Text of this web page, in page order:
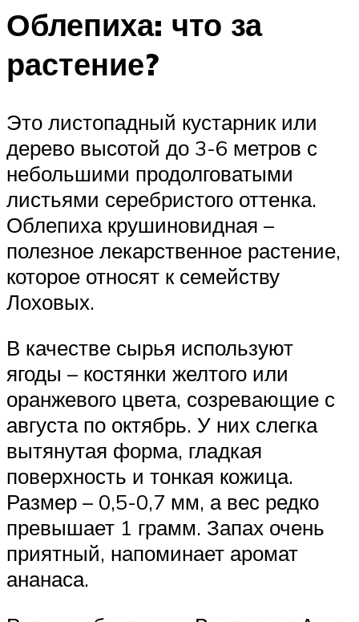
Облепиха: что за
растение?
Это листопадный кустарник или
дерево высотой до 3-6 метров с
небольшими продолговатыми
листьями серебристого оттенка.
Облепиха крушиновидная –
полезное лекарственное растение,
которое относят к семейству
Лоховых.
В качестве сырья используют
ягоды – костянки желтого или
оранжевого цвета, созревающие с
августа по октябрь. У них слегка
вытянутая форма, гладкая
поверхность и тонкая кожица.
Размер – 0,5-0,7 мм, а вес редко
превышает 1 грамм. Запах очень
приятный, напоминает аромат
ананаса.